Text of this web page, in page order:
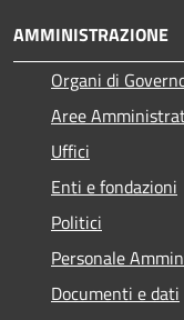
AMMINISTRAZIONE
Organi di
Aree
Uffici
Enti e fondazioni
Politici
Personale
Documenti e dati